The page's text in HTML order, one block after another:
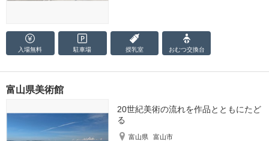
入場無料 駐車場 授乳室 おむつ交換台
富山県美術館
20世紀美術の流れを作品とともにたど
る
富山県 富山市